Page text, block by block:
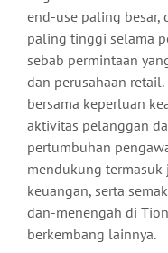
end-use paling besar,
paling tinggi selama
sebab permintaan
dan perusahaan
bersama keperluan
aktivitas pelanggan
pertumbuhan
mendukung
keuangan, serta
dan-menengah di
berkembang lainnya.